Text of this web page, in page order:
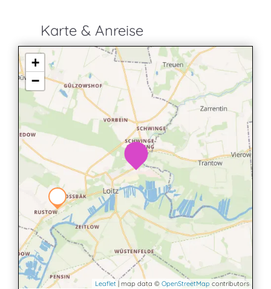
Karte & Anreise
+
−
Leaflet | map data © OpenStreetMap contributors